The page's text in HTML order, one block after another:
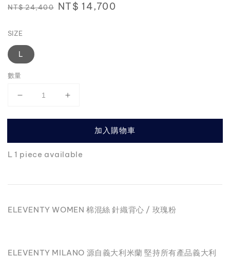
Regular
NT$ 24,400 Sale
NT$ 14,700
SIZE
L
數量
加入購物車
L 1 piece available
ELEVENTY WOMEN 棉混絲 針織背心 / 玫瑰粉
ELEVENTY MILANO 源自義大利米蘭 堅持所有產品義大利